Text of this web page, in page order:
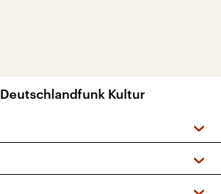
Kultur
und Podcasts